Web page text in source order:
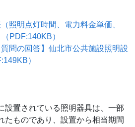
照明点灯時間、電力料金単価、
PDF:140KB）
質問の回答】仙北市公共施設照明設
）
置されている照明器具は、一部
たものであり、設置から相当期間